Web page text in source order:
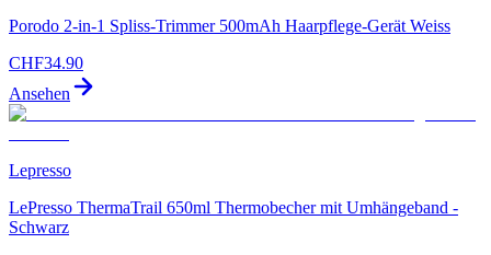
Porodo 2-in-1 Spliss-Trimmer 500mAh Haarpflege-Gerät Weiss
CHF34.90
Ansehen
Lepresso
LePresso ThermaTrail 650ml Thermobecher mit Umhängeband -
Schwarz